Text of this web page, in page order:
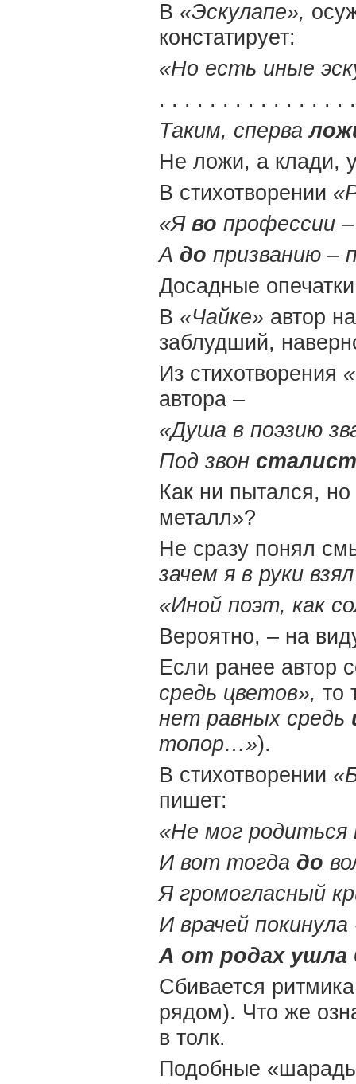
В «Эскулапе»,
констатирует:
«Но есть иные
. . . . . . . . . . . . . . .
Таким, сперва
Не ложи, а клади,
В стихотворении
«Я во профессии
А до призванию –
Досадные
В «Чайке» автор
заблудший,
Из стихотворения
автора –
«Душа в поэзию
Под звон
Как ни пытался, но
металл»?
Не сразу понял
зачем я в руки
«Иной поэт, как
Вероятно, – на
Если ранее автор
средь цветов», то
нет равных средь
топор…»).
В стихотворении
пишет:
«Не мог родиться
И вот тогда до
Я громогласный
И врачей
А от родах ушла
Сбивается
рядом). Что же
в толк.
Подобные